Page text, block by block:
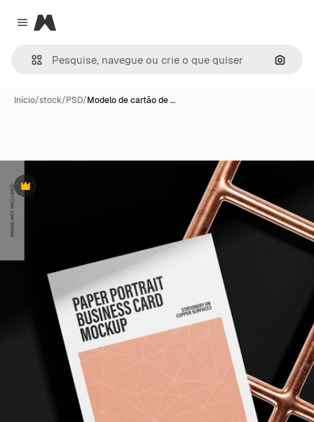
Close menu
Magnific
Início/stock/PSD/Modelo de cartão de …
Premium